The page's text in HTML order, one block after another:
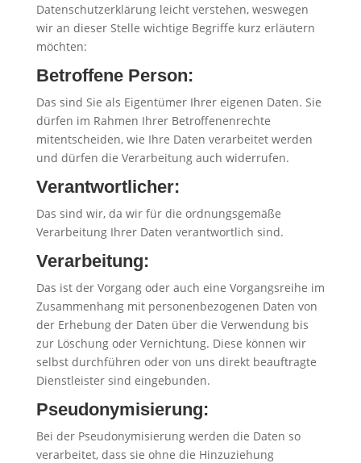
Datenschutzerklärung leicht verstehen, weswegen
wir an dieser Stelle wichtige Begriffe kurz erläutern
möchten:
Betroffene Person:
Das sind Sie als Eigentümer Ihrer eigenen Daten. Sie
dürfen im Rahmen Ihrer Betroffenenrechte
mitentscheiden, wie Ihre Daten verarbeitet werden
und dürfen die Verarbeitung auch widerrufen.
Verantwortlicher:
Das sind wir, da wir für die ordnungsgemäße
Verarbeitung Ihrer Daten verantwortlich sind.
Verarbeitung:
Das ist der Vorgang oder auch eine Vorgangsreihe im
Zusammenhang mit personenbezogenen Daten von
der Erhebung der Daten über die Verwendung bis
zur Löschung oder Vernichtung. Diese können wir
selbst durchführen oder von uns direkt beauftragte
Dienstleister sind eingebunden.
Pseudonymisierung:
Bei der Pseudonymisierung werden die Daten so
verarbeitet, dass sie ohne die Hinzuziehung